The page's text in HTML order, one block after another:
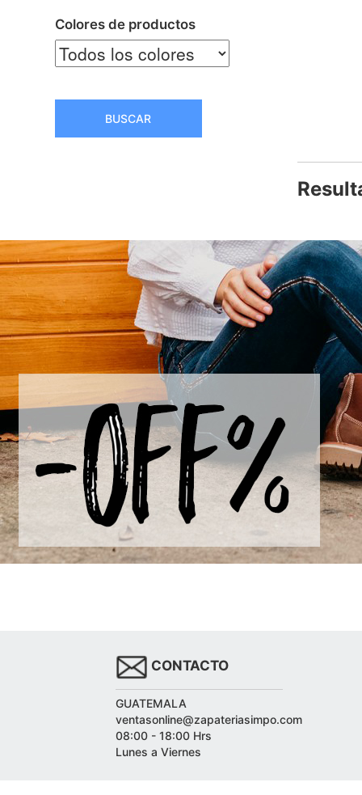
Colores de productos
BUSCAR
CONTACTO
GUATEMALA
ventasonline@zapateriasimpo.com
08:00 - 18:00 Hrs
Lunes a Viernes